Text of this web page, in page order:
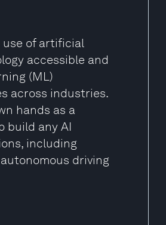
use of artificial
accessible and
(ML)
across industries.
hands as a
build any AI
including
driving